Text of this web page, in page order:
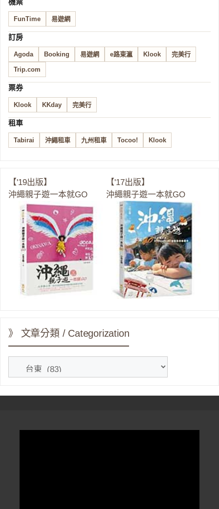
機票
FunTime 易遊網
訂房
Agoda Booking 易遊網 e路東瀛 Klook 完美行
Trip.com
票券
Klook KKday 完美行
租車
Tabirai 沖繩租車 九州租車 Tocoo! Klook
【'19出版】
沖繩親子遊一本就GO
【'17出版】
沖繩親子遊一本就GO
》 文章分類 / Categorization
分